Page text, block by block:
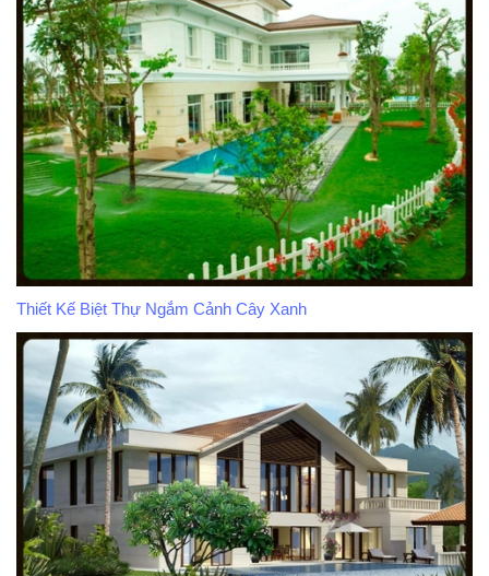
Thiết Kế Biệt Thự Ngắm Cảnh Cây Xanh